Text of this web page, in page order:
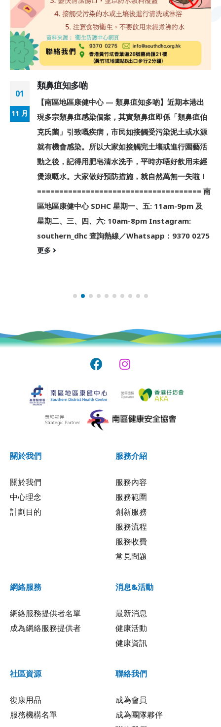
01
11 月
類鼻疽知多啲
【南區地區康健中心 — 類鼻疽知多啲】近期本港出
現多宗類鼻疽感染個案，其實類鼻疽即係「類鼻疽伯
克氏菌」引致嘅疾病，市民如接觸受污染泥土或水源
就有機會感染。所以大家如接觸完土壤或進行園藝活
動之後，記得用肥皂清水洗手，平時亦唔好飲用未經
煲滾嘅水。大家做好預防措施，就自然萬無一失啦！
===================================== 南
區地區康健中心 SDHC 星期一、五: 11am-9pm 及
星期二、三、四、六: 10am-8pm Instagram:
southern_dhc 查詢熱線／Whatsapp：9370 0275
更多
關於我們
關於我們
中心理念
計劃目的
服務介紹
服務內容
服務範圍
創新服務
服務流程
服務收費
常見問題
網絡服務
網絡服務提供者名單
成為網絡服務提供者
消息&活動
最新消息
健康活動
健康資訊
社區資源
復康用品
服務機構名單
聯絡我們
成為會員
成為團隊夥伴